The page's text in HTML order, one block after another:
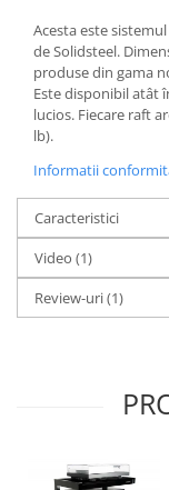
Acesta este
de Solidsteel.
produse din gama
Este disponibil atât
lucios. Fiecare raft
lb).
Informatii
Caracteristici
Video (1)
Review-uri(1)